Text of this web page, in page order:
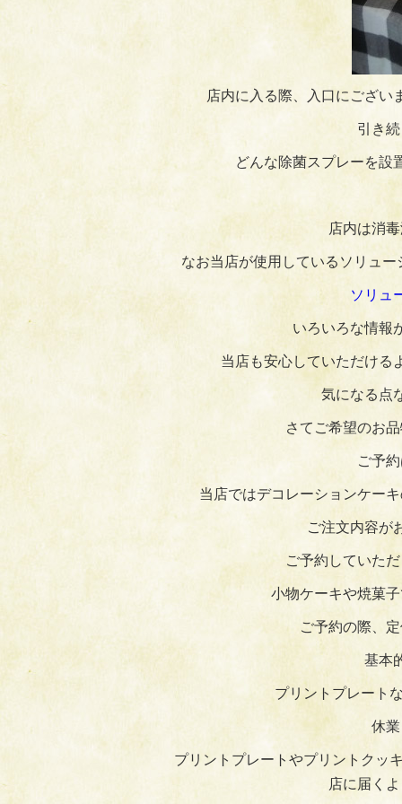
店内に入る際、入口にござい
引き
どんな除菌スプレーを設
店内は消
なお当店が使用しているソリュ
ソリュ
いろいろな情報
当店も安心していただける
気になる点
さてご希望のお
ご予
当店ではデコレーションケー
ご注文内容が
ご予約していた
小物ケーキや焼菓
ご予約の際、
基本
プリントプレート
休
プリントプレートやプリントクッ
店に届く